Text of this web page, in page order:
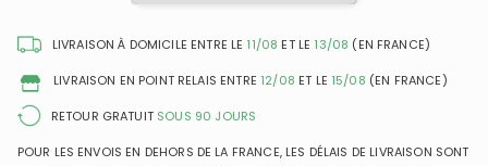
Extrait
Parfum
Mixte
Extrait
Parfum
Mixte
LIVRAISON À DOMICILE ENTRE LE 11/08 ET LE 13/08 (EN FRANCE)
LIVRAISON EN POINT RELAIS ENTRE 12/08 ET LE 15/08 (EN FRANCE)
RETOUR GRATUIT SOUS 90 JOURS
POUR LES ENVOIS EN DEHORS DE LA FRANCE, LES DÉLAIS DE LIVRAISON SONT